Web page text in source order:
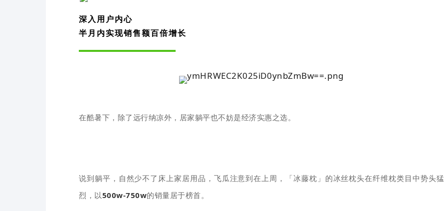
深入用户内心
半月内实现销售额百倍增长
在酷暑下，除了远行纳凉外，居家躺平也不妨是经济实惠之选。
说到躺平，自然少不了床上家居用品，飞瓜注意到在上周，「冰藤枕」的冰丝枕头在纤维枕类目中势头猛
烈，以500w-750w的销量居于榜首。